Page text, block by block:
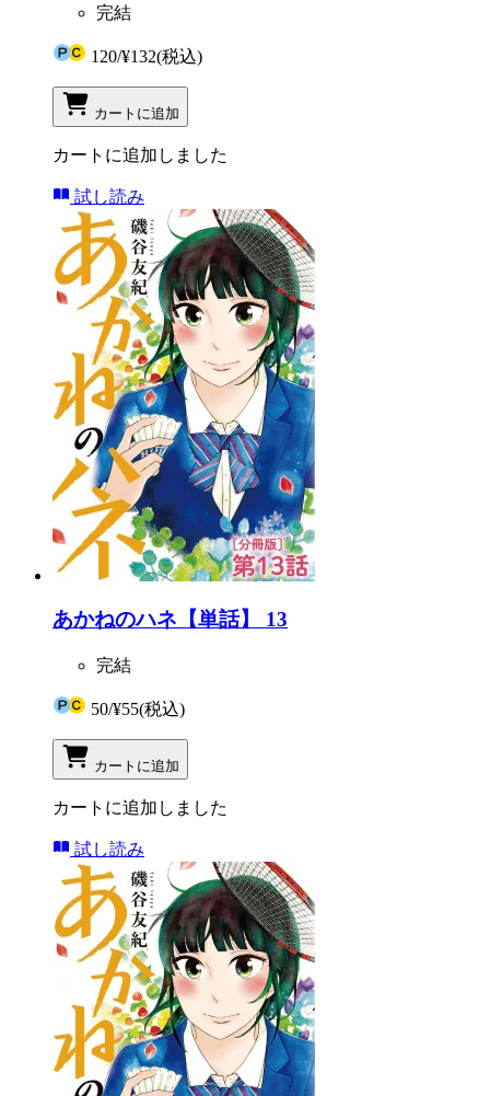
完結
120/¥132(税込)
カートに追加
カートに追加しました
試し読み
あかねのハネ【単話】 13
完結
50/¥55(税込)
カートに追加
カートに追加しました
試し読み